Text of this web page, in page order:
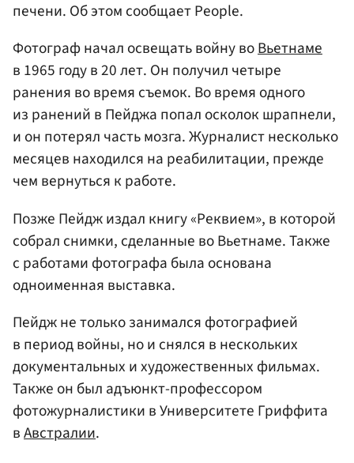
печени. Об этом сообщает People.
Фотограф начал освещать войну воВьетнаме
в 1965 году в 20 лет. Он получил четыре
ранения во время съемок. Во время одного
из ранений в Пейджа попал осколок шрапнели,
и он потерял часть мозга. Журналист несколько
месяцев находился на реабилитации, прежде
чем вернуться к работе.
Позже Пейдж издал книгу «Реквием», в которой
собрал снимки, сделанные во Вьетнаме. Также
с работами фотографа была основана
одноименная выставка.
Пейдж не только занимался фотографией
в период войны, но и снялся в нескольких
документальных и художественных фильмах.
Также он был адъюнкт-профессором
фотожурналистики в Университете Гриффита
вАвстралии.